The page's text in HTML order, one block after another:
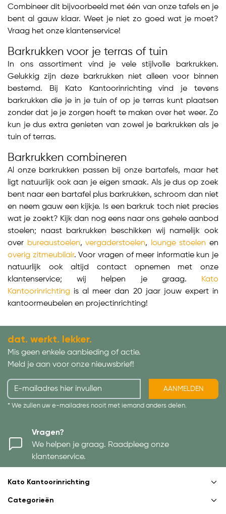
Combineer dit bijvoorbeeld met één van onze tafels en je
bent al gauw klaar. Weet je niet zo goed wat je moet?
Vraag het onze klantenservice!
Barkrukken voor je terras of tuin
In ons assortiment vind je vele stijlvolle barkrukken.
Gelukkig zijn deze barkrukken niet alleen voor binnen
bestemd. Bij Kato Kantoorinrichting vind je tevens
barkrukken die je in je tuin of op je terras kunt plaatsen
zonder dat je je zorgen hoeft te maken over het weer. Zo
kun je dus extra genieten van zowel je barkrukken als je
tuin of terras.
Barkrukken combineren
Al onze barkrukken passen bij onze bartafels, maar het
ligt natuurlijk ook aan je eigen smaak. Als je dus op zoek
bent naar een bartafel plus barkrukken, schroom dan niet
en neem gauw een kijkje. Is een barkruk toch niet precies
wat je zoekt? Kijk dan nog eens naar ons gehele aanbod
stoelen; naast barkrukken beschikken wij namelijk ook
over bureaustoelen,vergaderstoelen, lounge stoelen en
overig zitmeubilair. Voor vragen of meer informatie kun je
natuurlijk ook altijd contact opnemen met onze
klantenservice; wij helpen je graag. Kato
Kantoorinrichting is al meer dan 20 jaar jouw expert in
kantoormeubelen en projectinrichting!
dat. werkt. lekker.
Mis geen enkele aanbieding of actie.
Meld je aan voor onze nieuwsbrief!
AANMELDEN
* We zullen uw e-mailadres nooit met iemand anders delen.
Vragen?
We helpen je graag. Raadpleeg onze
klantenservice.
Kato Kantoorinrichting
Categorieën